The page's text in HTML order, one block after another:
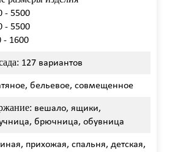
- 5500
- 5500
- 1600
127 вариантов
бельевое, совмещенное
вешало, ящики,
брючница, обувница
прихожая, спальня, детская,